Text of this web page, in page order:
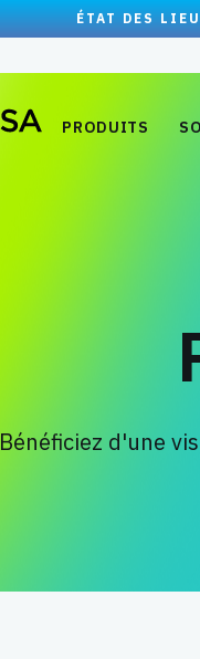
ÉTAT DES
PRODUITS
Bénéficiez d'une